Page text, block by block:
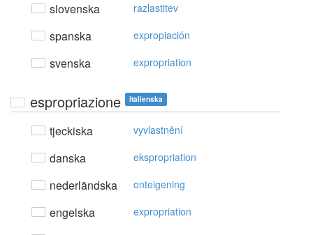
slovenska razlastitev
spanska expropiación
svenska expropriation
espropriazione italienska
tjeckiska vyvlastnění
danska ekspropriation
nederländska onteigening
engelska expropriation